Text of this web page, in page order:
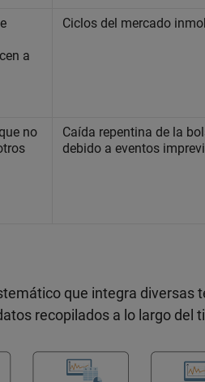
a
Ciclos del mercado
no
Caída repentina de la
debido a eventos
que integra diversas
recopilados a lo largo del